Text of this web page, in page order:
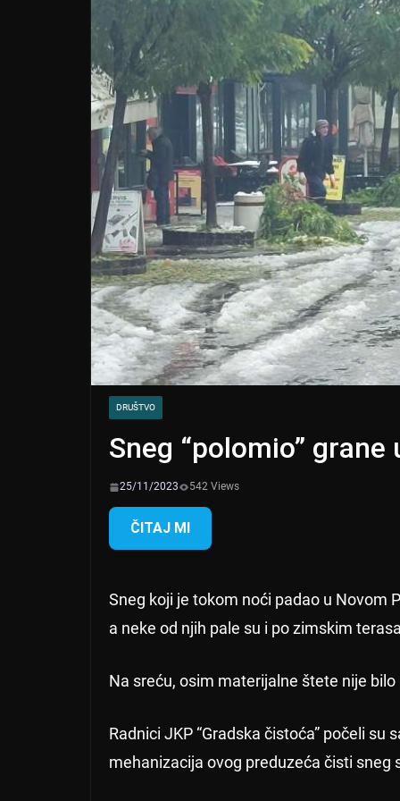
DRUŠTVO
Sneg “polomio”
25/11/2023 542 Views
ČITAJ MI
Sneg koji je tokom noći padao u Novom
a neke od njih pale su i po zimskim
Na sreću, osim materijalne štete nije
Radnici JKP “Gradska čistoća” počeli
mehanizacija ovog preduzeća čisti sneg